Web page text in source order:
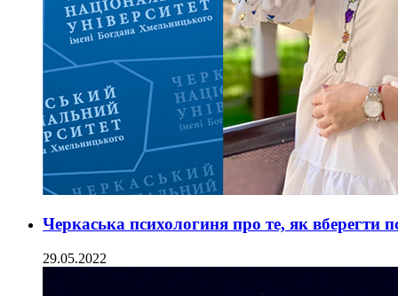
Черкаська психологиня про те, як вберегти
29.05.2022